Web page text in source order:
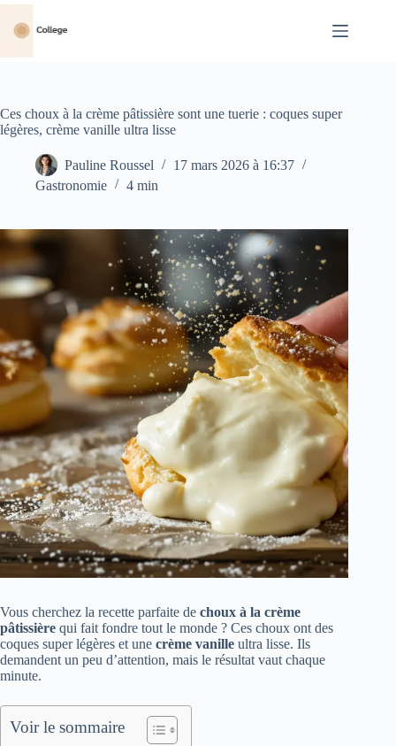
Passer
contenu
Ces choux à la crème pâtissière sont une tuerie : coques super
légères, crème vanille ultra lisse
Pauline Roussel
17 mars 2026 à 16:37
Gastronomie
4 min
Vous cherchez la recette parfaite de choux à la crème
pâtissière qui fait fondre tout le monde ? Ces choux ont des
coques super légères et une crème vanille ultra lisse. Ils
demandent un peu d’attention, mais le résultat vaut chaque
minute.
Voir le sommaire